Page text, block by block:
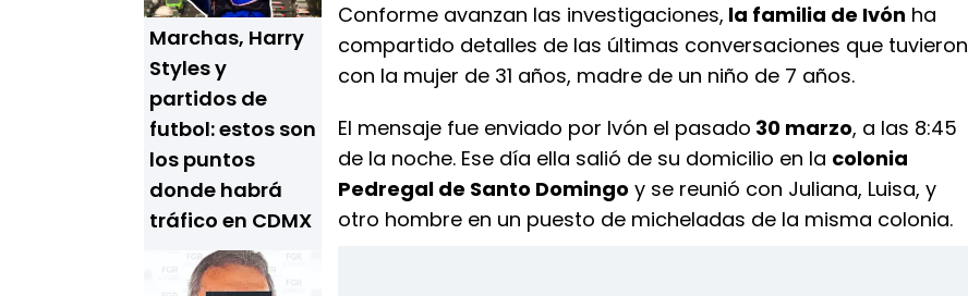
Marchas, Harry
Styles y
partidos de
futbol: estos son
los puntos
donde habrá
tráfico en CDMX
Conforme avanzan las investigaciones, la familia de Ivón ha
compartido detalles de las últimas conversaciones que tuvieron
con la mujer de 31 años, madre de un niño de 7 años.
El mensaje fue enviado por Ivón el pasado 30 marzo, a las 8:45
de la noche. Ese día ella salió de su domicilio en la colonia
Pedregal de Santo Domingo y se reunió con Juliana, Luisa, y
otro hombre en un puesto de micheladas de la misma colonia.